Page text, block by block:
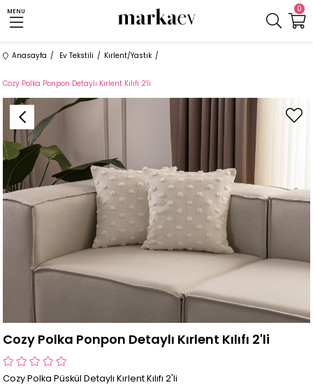
0
MENU
Anasayfa Ev Tekstili Kırlent/Yastık
Cozy Polka Ponpon Detaylı Kırlent Kılıfı 2'li
Cozy Polka Ponpon Detaylı Kırlent Kılıfı 2'li
Cozy Polka Püskül Detaylı Kırlent Kılıfı 2'li